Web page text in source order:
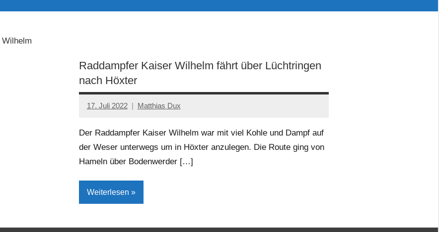
Raddampfer Kaiser Wilhelm fährt über Lüchtringen
nach Höxter
17. Juli 2022 Matthias Dux
Der Raddampfer Kaiser Wilhelm war mit viel Kohle und Dampf auf
der Weser unterwegs um in Höxter anzulegen. Die Route ging von
Hameln über Bodenwerder […]
Weiterlesen